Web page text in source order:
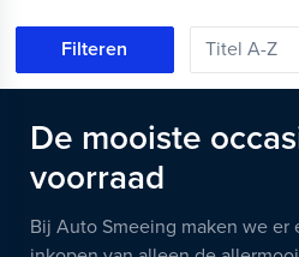
Filteren
De mooiste
voorraad
Bij Auto Smeeing maken we er